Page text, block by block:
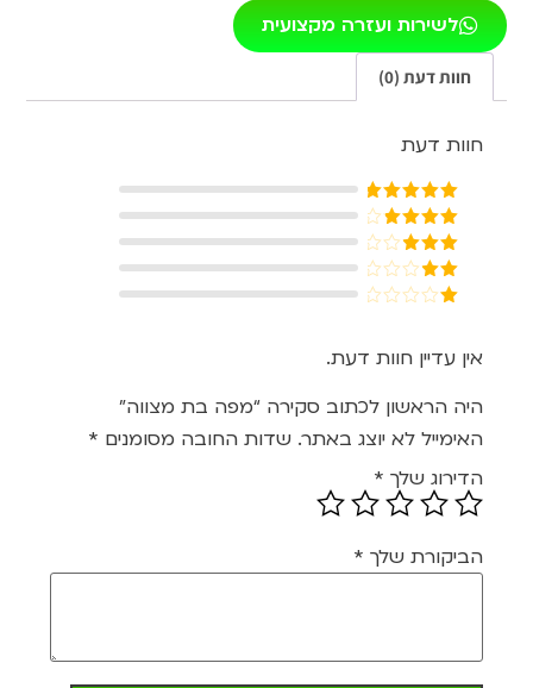
לשירות ועזרה מקצועית
חוות דעת (0)
חוות דעת
דורג5מתוך
5
דורג4
מתוך 5
דורג3
מתוך 5
דורג
מתוך
5
אין עדיין חוות דעת.
היה הראשון לכתוב סקירה “מפה בת מצווה”
האימייל לא יוצג באתר. שדות החובה מסומנים *
הדירוג שלך *
הביקורת שלך *